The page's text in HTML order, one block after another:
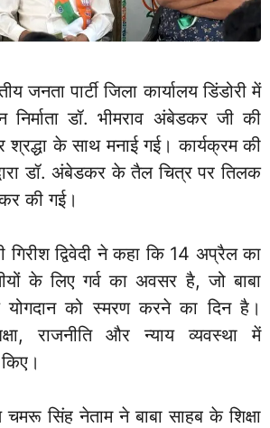
जनता पार्टी जिला कार्यालय डिंडोरी में
निर्माता डॉ. भीमराव अंबेडकर जी की
श्रद्धा के साथ मनाई गई। कार्यक्रम की
डॉ. अंबेडकर के तैल चित्र पर तिलक
की गई।
गिरीश द्विवेदी ने कहा कि 14 अप्रैल का
के लिए गर्व का अवसर है, जो बाबा
को स्मरण करने का दिन है।
राजनीति और न्याय व्यवस्था में
चमरू सिंह नेताम ने बाबा साहब के शिक्षा